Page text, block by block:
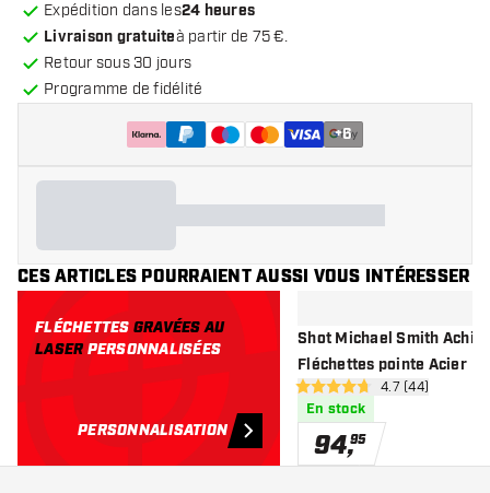
Expédition dans les24 heures
Livraison gratuiteà partir de 75 €.
Retour sous 30 jours
Programme de fidélité
+6
CES ARTICLES POURRAIENT AUSSI VOUS INTÉRESSER
FLÉCHETTES GRAVÉES AU
LASER PERSONNALISÉES
PERSONNALISATION
Shot Michael Smith
Fléchettes pointe Acier
ouvrir le
4.7 étoiles de notation
4.7 (44)
En stock
94,95